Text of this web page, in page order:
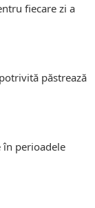
fiecare zi a
păstrează
în perioadele